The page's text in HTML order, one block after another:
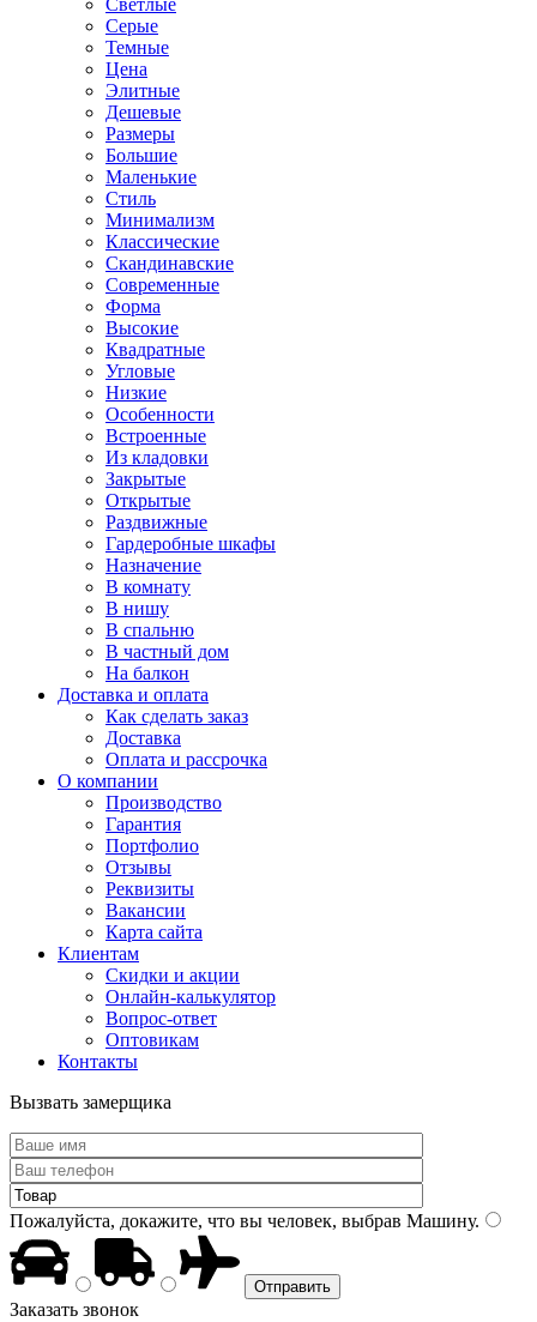
Светлые
Серые
Темные
Цена
Элитные
Дешевые
Размеры
Большие
Маленькие
Стиль
Минимализм
Классические
Скандинавские
Современные
Форма
Высокие
Квадратные
Угловые
Низкие
Особенности
Встроенные
Из кладовки
Закрытые
Открытые
Раздвижные
Гардеробные шкафы
Назначение
В комнату
В нишу
В спальню
В частный дом
На балкон
Доставка и оплата
Как сделать заказ
Доставка
Оплата и рассрочка
О компании
Производство
Гарантия
Портфолио
Отзывы
Реквизиты
Вакансии
Карта сайта
Клиентам
Скидки и акции
Онлайн-калькулятор
Вопрос-ответ
Оптовикам
Контакты
Вызвать замерщика
Пожалуйста, докажите, что вы человек, выбрав Машину.
Заказать звонок